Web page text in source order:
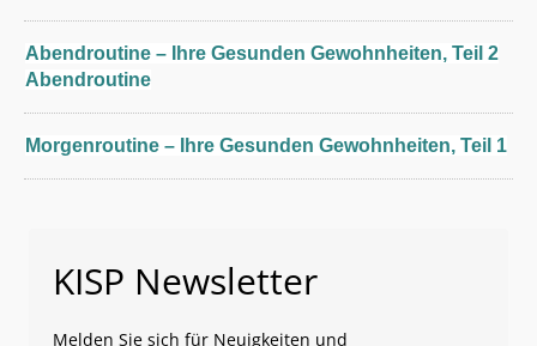
Abendroutine – Ihre Gesunden Gewohnheiten, Teil 2
Abendroutine
Morgenroutine – Ihre Gesunden Gewohnheiten, Teil 1
KISP Newsletter
Melden Sie sich für Neuigkeiten und